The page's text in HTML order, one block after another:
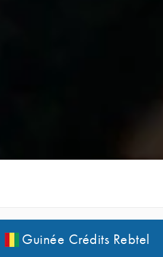
Guinée Crédits Rebtel